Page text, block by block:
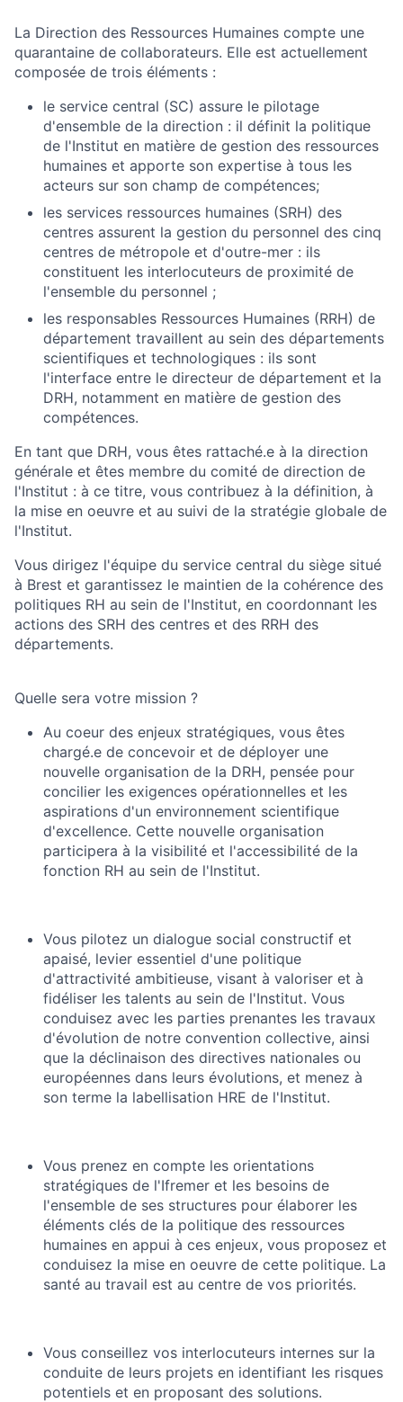
La Direction des Ressources Humaines compte une
quarantaine de collaborateurs. Elle est actuellement
composée de trois éléments :
le service central (SC) assure le pilotage
d'ensemble de la direction : il définit la politique
de l'Institut en matière de gestion des ressources
humaines et apporte son expertise à tous les
acteurs sur son champ de compétences;
les services ressources humaines (SRH) des
centres assurent la gestion du personnel des cinq
centres de métropole et d'outre-mer : ils
constituent les interlocuteurs de proximité de
l'ensemble du personnel ;
les responsables Ressources Humaines (RRH) de
département travaillent au sein des départements
scientifiques et technologiques : ils sont
l'interface entre le directeur de département et la
DRH, notamment en matière de gestion des
compétences.
En tant que DRH, vous êtes rattaché.e à la direction
générale et êtes membre du comité de direction de
l'Institut : à ce titre, vous contribuez à la définition, à
la mise en oeuvre et au suivi de la stratégie globale de
l'Institut.
Vous dirigez l'équipe du service central du siège situé
à Brest et garantissez le maintien de la cohérence des
politiques RH au sein de l'Institut, en coordonnant les
actions des SRH des centres et des RRH des
départements.
Quelle sera votre mission ?
Au coeur des enjeux stratégiques, vous êtes
chargé.e de concevoir et de déployer une
nouvelle organisation de la DRH, pensée pour
concilier les exigences opérationnelles et les
aspirations d'un environnement scientifique
d'excellence. Cette nouvelle organisation
participera à la visibilité et l'accessibilité de la
fonction RH au sein de l'Institut.
Vous pilotez un dialogue social constructif et
apaisé, levier essentiel d'une politique
d'attractivité ambitieuse, visant à valoriser et à
fidéliser les talents au sein de l'Institut. Vous
conduisez avec les parties prenantes les travaux
d'évolution de notre convention collective, ainsi
que la déclinaison des directives nationales ou
européennes dans leurs évolutions, et menez à
son terme la labellisation HRE de l'Institut.
Vous prenez en compte les orientations
stratégiques de l'Ifremer et les besoins de
l'ensemble de ses structures pour élaborer les
éléments clés de la politique des ressources
humaines en appui à ces enjeux, vous proposez et
conduisez la mise en oeuvre de cette politique. La
santé au travail est au centre de vos priorités.
Vous conseillez vos interlocuteurs internes sur la
conduite de leurs projets en identifiant les risques
potentiels et en proposant des solutions.